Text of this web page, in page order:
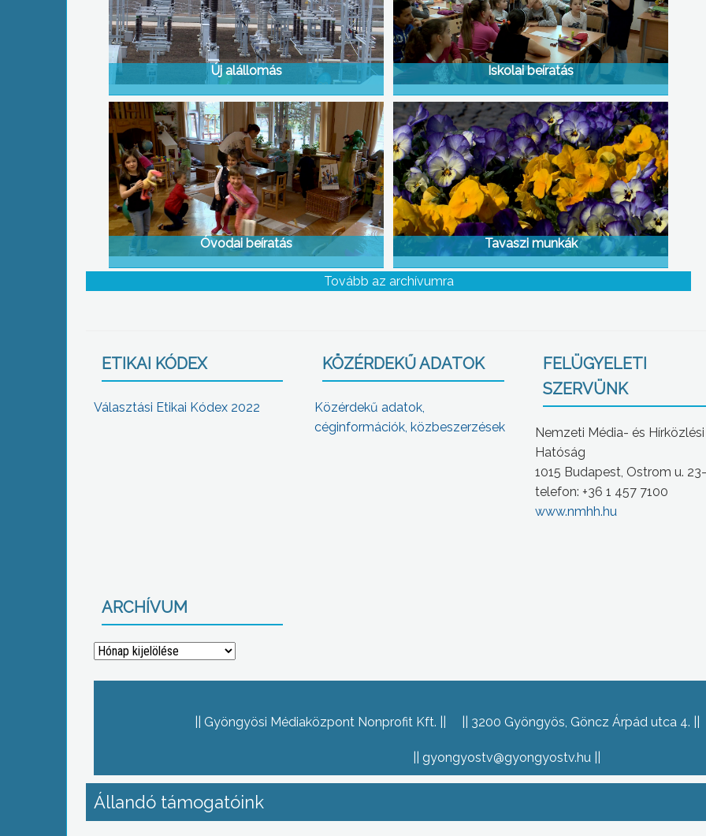
Új alállomás Iskolai beíratás
Óvodai beíratás Tavaszi munkák
Tovább az archívumra
ETIKAI KÓDEX
Választási Etikai Kódex 2022
KÖZÉRDEKŰ ADATOK
Közérdekű adatok,
céginformációk, közbeszerzések
FELÜGYELETI
SZERVÜNK
Nemzeti Média- és Hírközlési
Hatóság
1015 Budapest, Ostrom u.
telefon: +36 1 457 7100
www.nmhh.hu
ARCHÍVUM
Archívum
Gyöngyösi Médiaközpont Nonprofit Kft. 3200 Gyöngyös, Göncz Árpád utca 4.
gyongyostv@gyongyostv.hu
Állandó támogatóink